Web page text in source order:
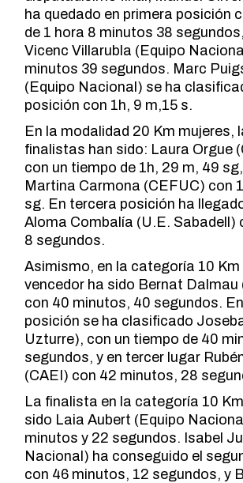
ha quedado en primera posición
de 1 hora 8 minutos 38
Vicenc Villarubla (Equipo
minutos 39 segundos. Marc
(Equipo Nacional) se ha
posición con 1h, 9 m,15 s.
En la modalidad 20 Km mujeres,
finalistas han sido: Laura Orgue
con un tiempo de 1h, 29 m, 49
Martina Carmona (CEFUC) con
sg. En tercera posición ha
Aloma Combalía (U.E. Sabadell)
8 segundos.
Asimismo, en la categoría 10 Km
vencedor ha sido Bernat Dalmau
con 40 minutos, 40 segundos.
posición se ha clasificado
Uzturre), con un tiempo de 40
segundos, y en tercer lugar
(CAEI) con 42 minutos, 28
La finalista en la categoría 10
sido Laia Aubert (Equipo
minutos y 22 segundos. Isabel
Nacional) ha conseguido el
con 46 minutos, 12 segundos, y